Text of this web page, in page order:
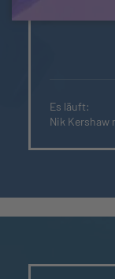
Es läuft:
Nik Kershaw